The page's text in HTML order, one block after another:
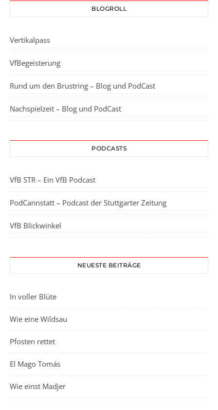
BLOGROLL
Vertikalpass
VfBegeisterung
Rund um den Brustring – Blog und PodCast
Nachspielzeit – Blog und PodCast
PODCASTS
VfB STR – Ein VfB Podcast
PodCannstatt – Podcast der Stuttgarter Zeitung
VfB Blickwinkel
NEUESTE BEITRÄGE
In voller Blüte
Wie eine Wildsau
Pfosten rettet
El Mago Tomás
Wie einst Madjer